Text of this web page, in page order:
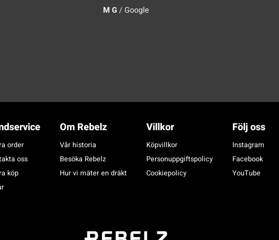
M G / Google
order
oss
köp
Om Rebelz
Vår historia
Besöka Rebelz
Hur vi mäter en dräkt
Villkor
Köpvillkor
Personuppgiftspolicy
Cookiepolicy
Följ oss
Instagram
Facebook
YouTube